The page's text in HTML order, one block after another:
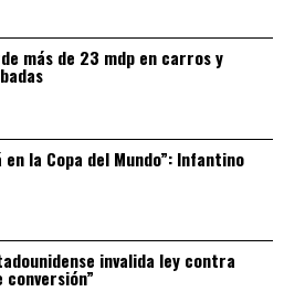
más de 23 mdp en carros y
la Copa del Mundo”: Infantino
invalida ley contra